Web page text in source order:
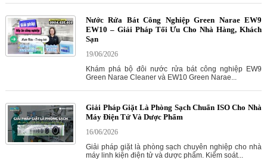
Nước Rửa Bát Công Nghiệp Green Narae EW9
EW10 – Giải Pháp Tối Ưu Cho Nhà Hàng, Khách
Sạn
19/06/2026
Khám phá bộ đôi nước rửa bát công nghiệp EW9
Green Narae Cleaner và EW10 Green Narae...
Giải Pháp Giặt Là Phòng Sạch Chuẩn ISO Cho Nhà
Máy Điện Tử Và Dược Phẩm
16/06/2026
Giải pháp giặt là phòng sạch chuyên nghiệp cho nhà
máy linh kiện điện tử và dược phẩm. Kiểm soát...